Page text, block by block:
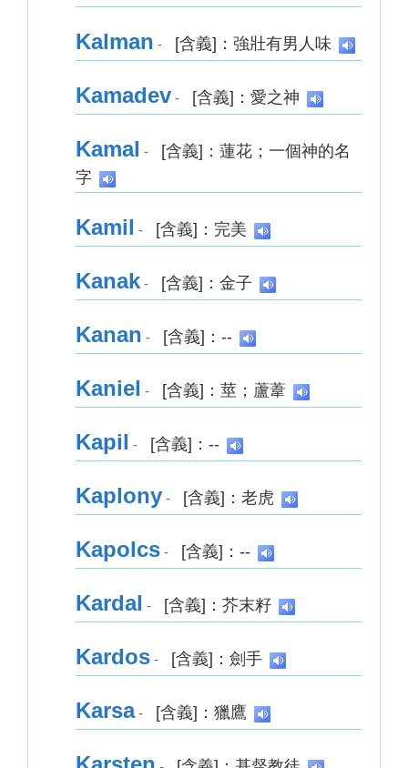
Kalman - [含義]：強壯有男人味
Kamadev - [含義]：愛之神
Kamal -
[含義]：蓮花；一個神的名
字
Kamil - [含義]：完美
Kanak - [含義]：金子
Kanan - [含義]：--
Kaniel - [含義]：莖；蘆葦
Kapil - [含義]：--
Kaplony - [含義]：老虎
Kapolcs - [含義]：--
Kardal - [含義]：芥末籽
Kardos - [含義]：劍手
Karsa- [含義]：獵鷹